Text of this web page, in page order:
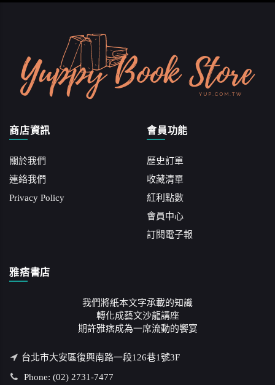
商店資訊
關於我們
連絡我們
Privacy Policy
會員功能
歷史訂單
收藏清單
紅利點數
會員中心
訂閱電子報
雅痞書店
我們將紙本文字承載的知識
轉化成藝文沙龍講座
期許雅痞成為一席流動的饗宴
台北市大安區復興南路一段126巷1號3F
Phone: (02) 2731-7477